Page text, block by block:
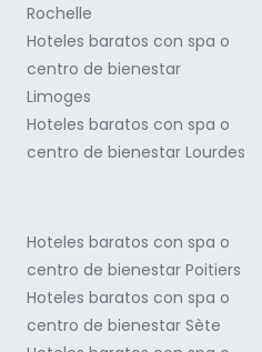
Rochelle
Hoteles baratos con spa o
centro de bienestar
Limoges
Hoteles baratos con spa o
centro de bienestar Lourdes
Hoteles baratos con spa o
centro de bienestar Poitiers
Hoteles baratos con spa o
centro de bienestar Sète